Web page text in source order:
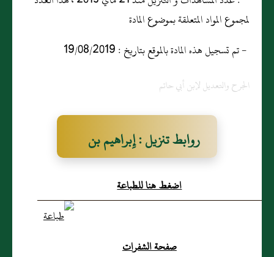
لمجموع المواد المتعلقة بموضوع المادة
- تم تسجيل هذه المادة بالموقع بتاريخ : 19/08/2019
الجرح والتعديل لإبن أبي حاتم
روابط تنزيل : إِبراهيم بن
مصعب الرازي
اضغط هنا للطباعة
صفحة الشفرات